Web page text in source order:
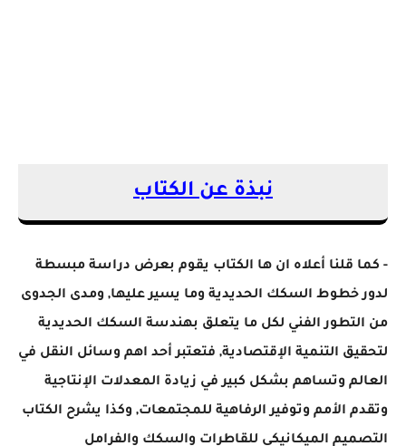
نبذة عن الكتاب
- كما قلنا أعلاه ان ها الكتاب يقوم بعرض دراسة مبسطة
لدور خطوط السكك الحديدية وما يسير عليها, ومدى الجدوى
من التطور الفني لكل ما يتعلق بهندسة السكك الحديدية
لتحقيق التنمية الإقتصادية, فتعتبر أحد اهم وسائل النقل في
العالم وتساهم بشكل كبير في زيادة المعدلات الإنتاجية
وتقدم الأمم وتوفير الرفاهية للمجتمعات, وكذا يشرح الكتاب
التصميم الميكانيكي للقاطرات والسكك والفرامل